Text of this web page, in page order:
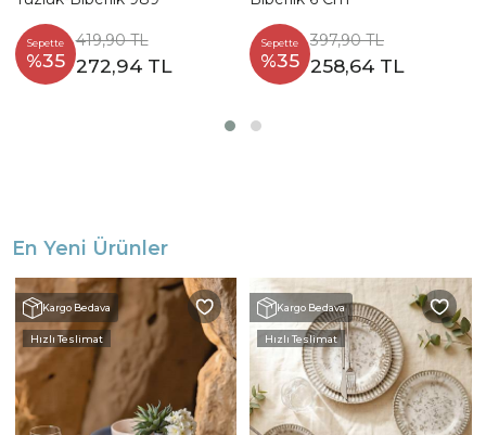
Sepette
%35
419,90 TL
272,94 TL
Sepette
%35
397,90 TL
258,64 TL
En Yeni Ürünler
Kargo Bedava
Hızlı Teslimat
Kargo Bedava
Hızlı Teslimat